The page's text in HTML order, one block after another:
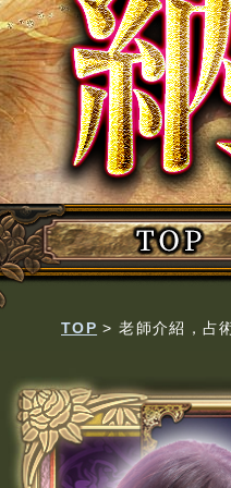
TOP >老師介紹，占